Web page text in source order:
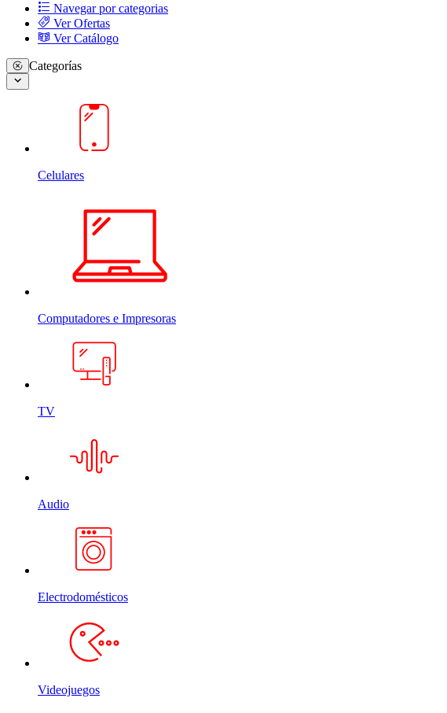
Navegar por categorias
Ver Ofertas
Ver Catálogo
Categorías
Celulares
Computadores e Impresoras
TV
Audio
Electrodomésticos
Videojuegos